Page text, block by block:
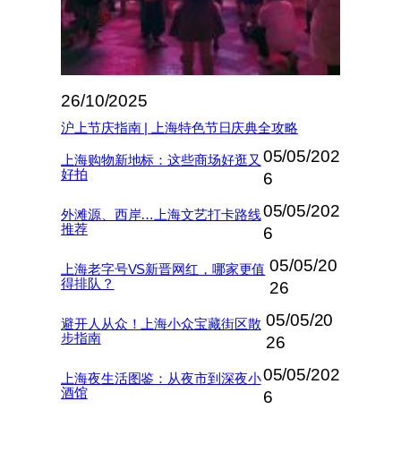
26/10/2025
沪上节庆指南 | 上海特色节日庆典全攻略
上海购物新地标：这些商场好逛又
好拍
05/05/202
6
外滩源、西岸…上海文艺打卡路线
推荐
05/05/202
6
上海老字号VS新晋网红，哪家更值
得排队？
05/05/20
26
避开人从众！上海小众宝藏街区散
步指南
05/05/20
26
上海夜生活图鉴：从夜市到深夜小
酒馆
05/05/202
6